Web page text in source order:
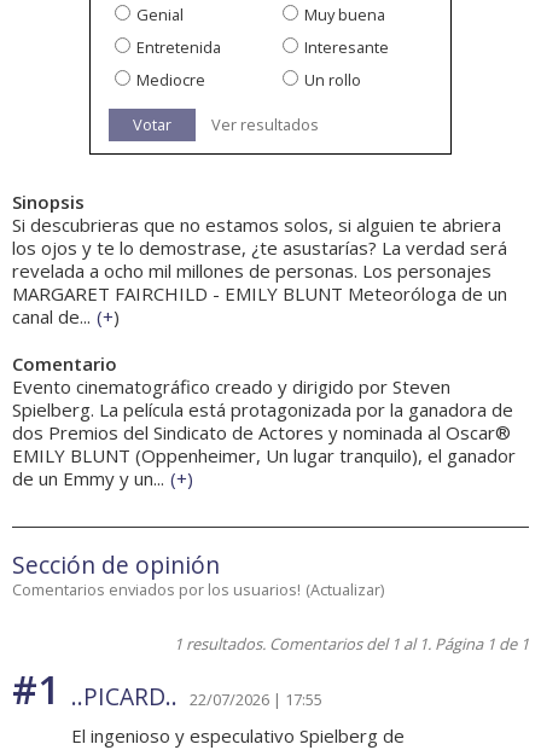
Genial
Muy buena
Entretenida
Interesante
Mediocre
Un rollo
Votar Ver resultados
Sinopsis
Si descubrieras que no estamos solos, si alguien te abriera
los ojos y te lo demostrase, ¿te asustarías? La verdad será
revelada a ocho mil millones de personas. Los personajes
MARGARET FAIRCHILD - EMILY BLUNT Meteoróloga de un
canal de... (+)
Comentario
Evento cinematográfico creado y dirigido por Steven
Spielberg. La película está protagonizada por la ganadora de
dos Premios del Sindicato de Actores y nominada al Oscar®
EMILY BLUNT (Oppenheimer, Un lugar tranquilo), el ganador
de un Emmy y un... (+)
Sección de opinión
Comentarios enviados por los usuarios! (Actualizar)
1 resultados. Comentarios del 1 al 1. Página 1 de 1
#1 ..PICARD.. 22/07/2026 | 17:55
El ingenioso y especulativo Spielberg de